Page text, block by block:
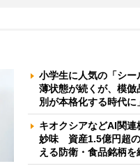
小学生に人気の「シ
薄状態が続くが、模
別が本格化する時代に
キオクシアなどAI関
妙味 資産1.5億円超の
える防衛・食品銘柄を